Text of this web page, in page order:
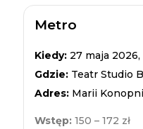
Metro
Kiedy: 27 maja 2026,
Gdzie: Teatr Studio
Adres: Marii
Wstęp: 150 – 172 zł